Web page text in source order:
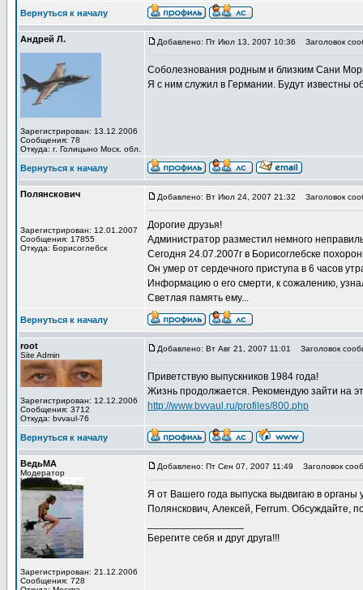
Вернуться к началу
Андрей Л.
Зарегистрирован: 13.12.2006
Сообщения: 78
Откуда: г. Голицыно Моск. обл.
Добавлено: Пт Июл 13, 2007 10:36 Заголовок
Соболезнования родным и близким Сани
Я с ним служил в Германии. Будут известны
Вернуться к началу
Полянскович
Зарегистрирован: 12.01.2007
Сообщения: 17855
Откуда: Борисоглебск
Добавлено: Вт Июл 24, 2007 21:32 Заголовок
Дорогие друзья!
Администратор разместил немного
Сегодня 24.07.2007г в Борисоглебске
Он умер от сердечного приступа в 6 часов
Информацию о его смерти, к сожалению,
Светлая память ему...
Вернуться к началу
root
Site Admin
Зарегистрирован: 12.12.2006
Сообщения: 3712
Откуда: bvvaul-76
Добавлено: Вт Авг 21, 2007 11:01 Заголовок
Приветствую выпускников 1984 года!
Жизнь продолжается. Рекомендую зайти на
http://www.bvvaul.ru/profiles/800.php
Вернуться к началу
ВедьМА
Модератор
Зарегистрирован: 21.12.2006
Сообщения: 728
Добавлено: Пт Сен 07, 2007 11:49 Заголовок
Я от Вашего года выпуска выдвигаю в
Полянскович, Алексей, Ferrum. Обсуждайте,
Берегите себя и друг друга!!!